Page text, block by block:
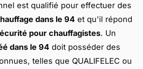
est qualifié pour effectuer des
dans le 94 et qu'il répond
pour chauffagistes. Un
dans le 94 doit posséder des
telles que QUALIFELEC ou